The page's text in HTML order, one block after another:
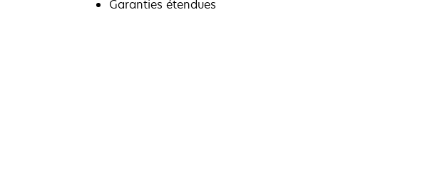
Garanties étendues